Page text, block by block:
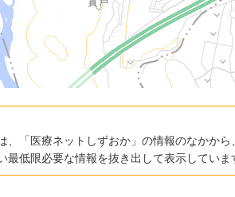
、「医療ネットしずおか」の情報のなかか
最低限必要な情報を抜き出して表示していま